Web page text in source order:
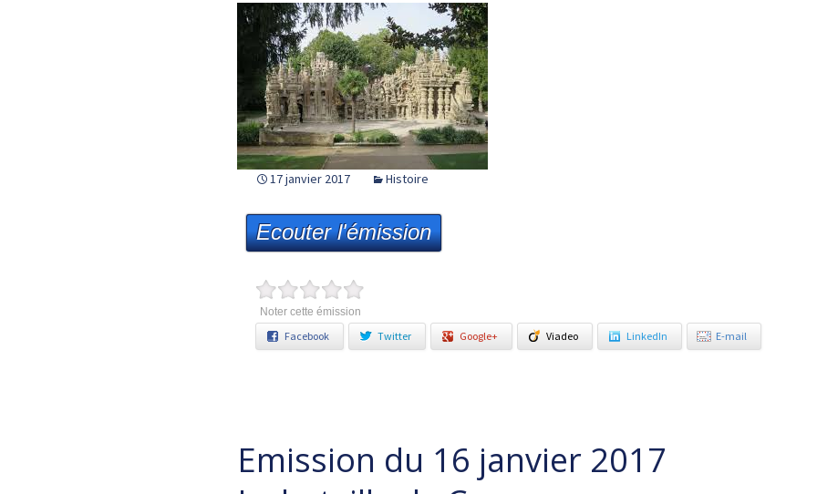
17 janvier 2017 Histoire
Ecouter l'émission
Noter cette émission
Facebook Twitter Google+ Viadeo LinkedIn E-mail
Emission du 16 janvier 2017